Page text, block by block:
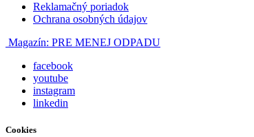
Reklamačný poriadok
Ochrana osobných údajov
Magazín: PRE MENEJ ODPADU
facebook
youtube
instagram
linkedin
Cookies